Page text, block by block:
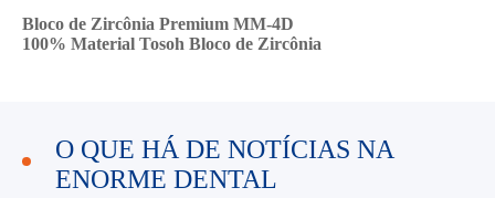
Bloco de Zircônia Premium MM-4D
100% Material Tosoh Bloco de Zircônia
O QUE HÁ DE NOTÍCIAS NA
ENORME DENTAL